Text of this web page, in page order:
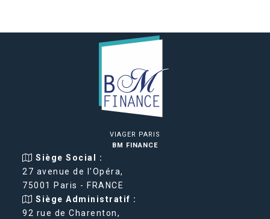
VIAGER PARIS
BM FINANCE
Siège Social :
27 avenue de l'Opéra,
75001 Paris - FRANCE
Siège Administratif :
92 rue de Charenton,